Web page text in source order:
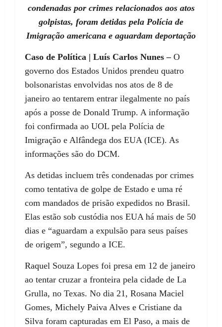
condenadas por crimes relacionados aos atos
golpistas, foram detidas pela Polícia de
Imigração americana e aguardam deportação
Caso de Política | Luís Carlos Nunes –O
governo dos Estados Unidos prendeu quatro
bolsonaristas envolvidas nos atos de 8 de
janeiro ao tentarem entrar ilegalmente no país
após a posse de Donald Trump. A informação
foi confirmada ao UOL pela Polícia de
Imigração e Alfândega dos EUA (ICE). As
informações são do DCM.
As detidas incluem três condenadas por crimes
como tentativa de golpe de Estado e uma ré
com mandados de prisão expedidos no Brasil.
Elas estão sob custódia nos EUA há mais de 50
dias e “aguardam a expulsão para seus países
de origem”, segundo a ICE.
Raquel Souza Lopes foi presa em 12 de janeiro
ao tentar cruzar a fronteira pela cidade de La
Grulla, no Texas. No dia 21, Rosana Maciel
Gomes, Michely Paiva Alves e Cristiane da
Silva foram capturadas em El Paso, a mais de